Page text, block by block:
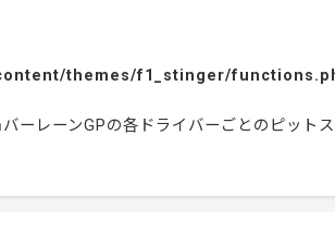
themes/f1_stinger/
レーンGPの各ドライバーごとのピット